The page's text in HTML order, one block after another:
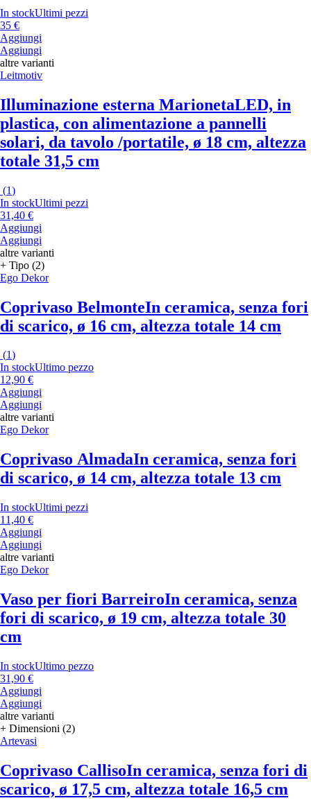
In stockUltimi pezzi
35 €
Aggiungi
Aggiungi
altre varianti
Leitmotiv
Illuminazione esterna MarionetaLED, in
plastica, con alimentazione a pannelli
solari, da tavolo /portatile, ø 18 cm, altezza
totale 31,5 cm
(1)
In stockUltimi pezzi
31,40 €
Aggiungi
Aggiungi
altre varianti
+ Tipo (2)
Ego Dekor
Coprivaso BelmonteIn ceramica, senza fori
di scarico, ø 16 cm, altezza totale 14 cm
(1)
In stockUltimo pezzo
12,90 €
Aggiungi
Aggiungi
altre varianti
Ego Dekor
Coprivaso AlmadaIn ceramica, senza fori
di scarico, ø 14 cm, altezza totale 13 cm
In stockUltimi pezzi
11,40 €
Aggiungi
Aggiungi
altre varianti
Ego Dekor
Vaso per fiori BarreiroIn ceramica, senza
fori di scarico, ø 19 cm, altezza totale 30
cm
In stockUltimo pezzo
31,90 €
Aggiungi
Aggiungi
altre varianti
+ Dimensioni (2)
Artevasi
Coprivaso CallisoIn ceramica, senza fori di
scarico, ø 17,5 cm, altezza totale 16,5 cm